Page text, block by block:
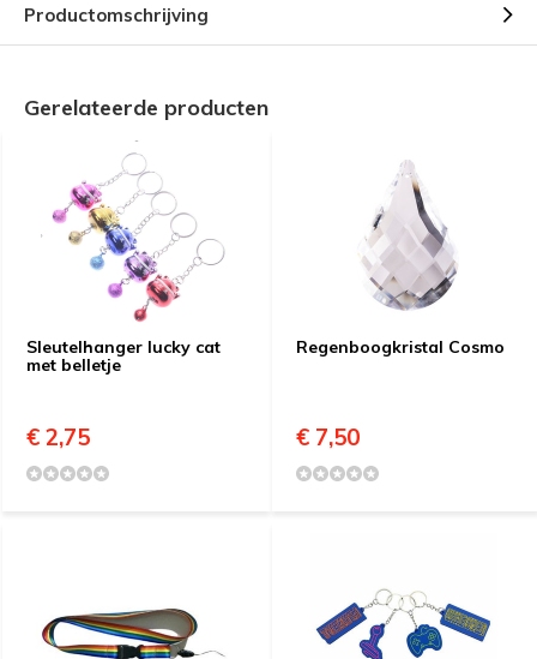
Productomschrijving
Gerelateerde producten
Sleutelhanger lucky cat
met belletje
€ 2,75
Regenboogkristal Cosmo
€ 7,50